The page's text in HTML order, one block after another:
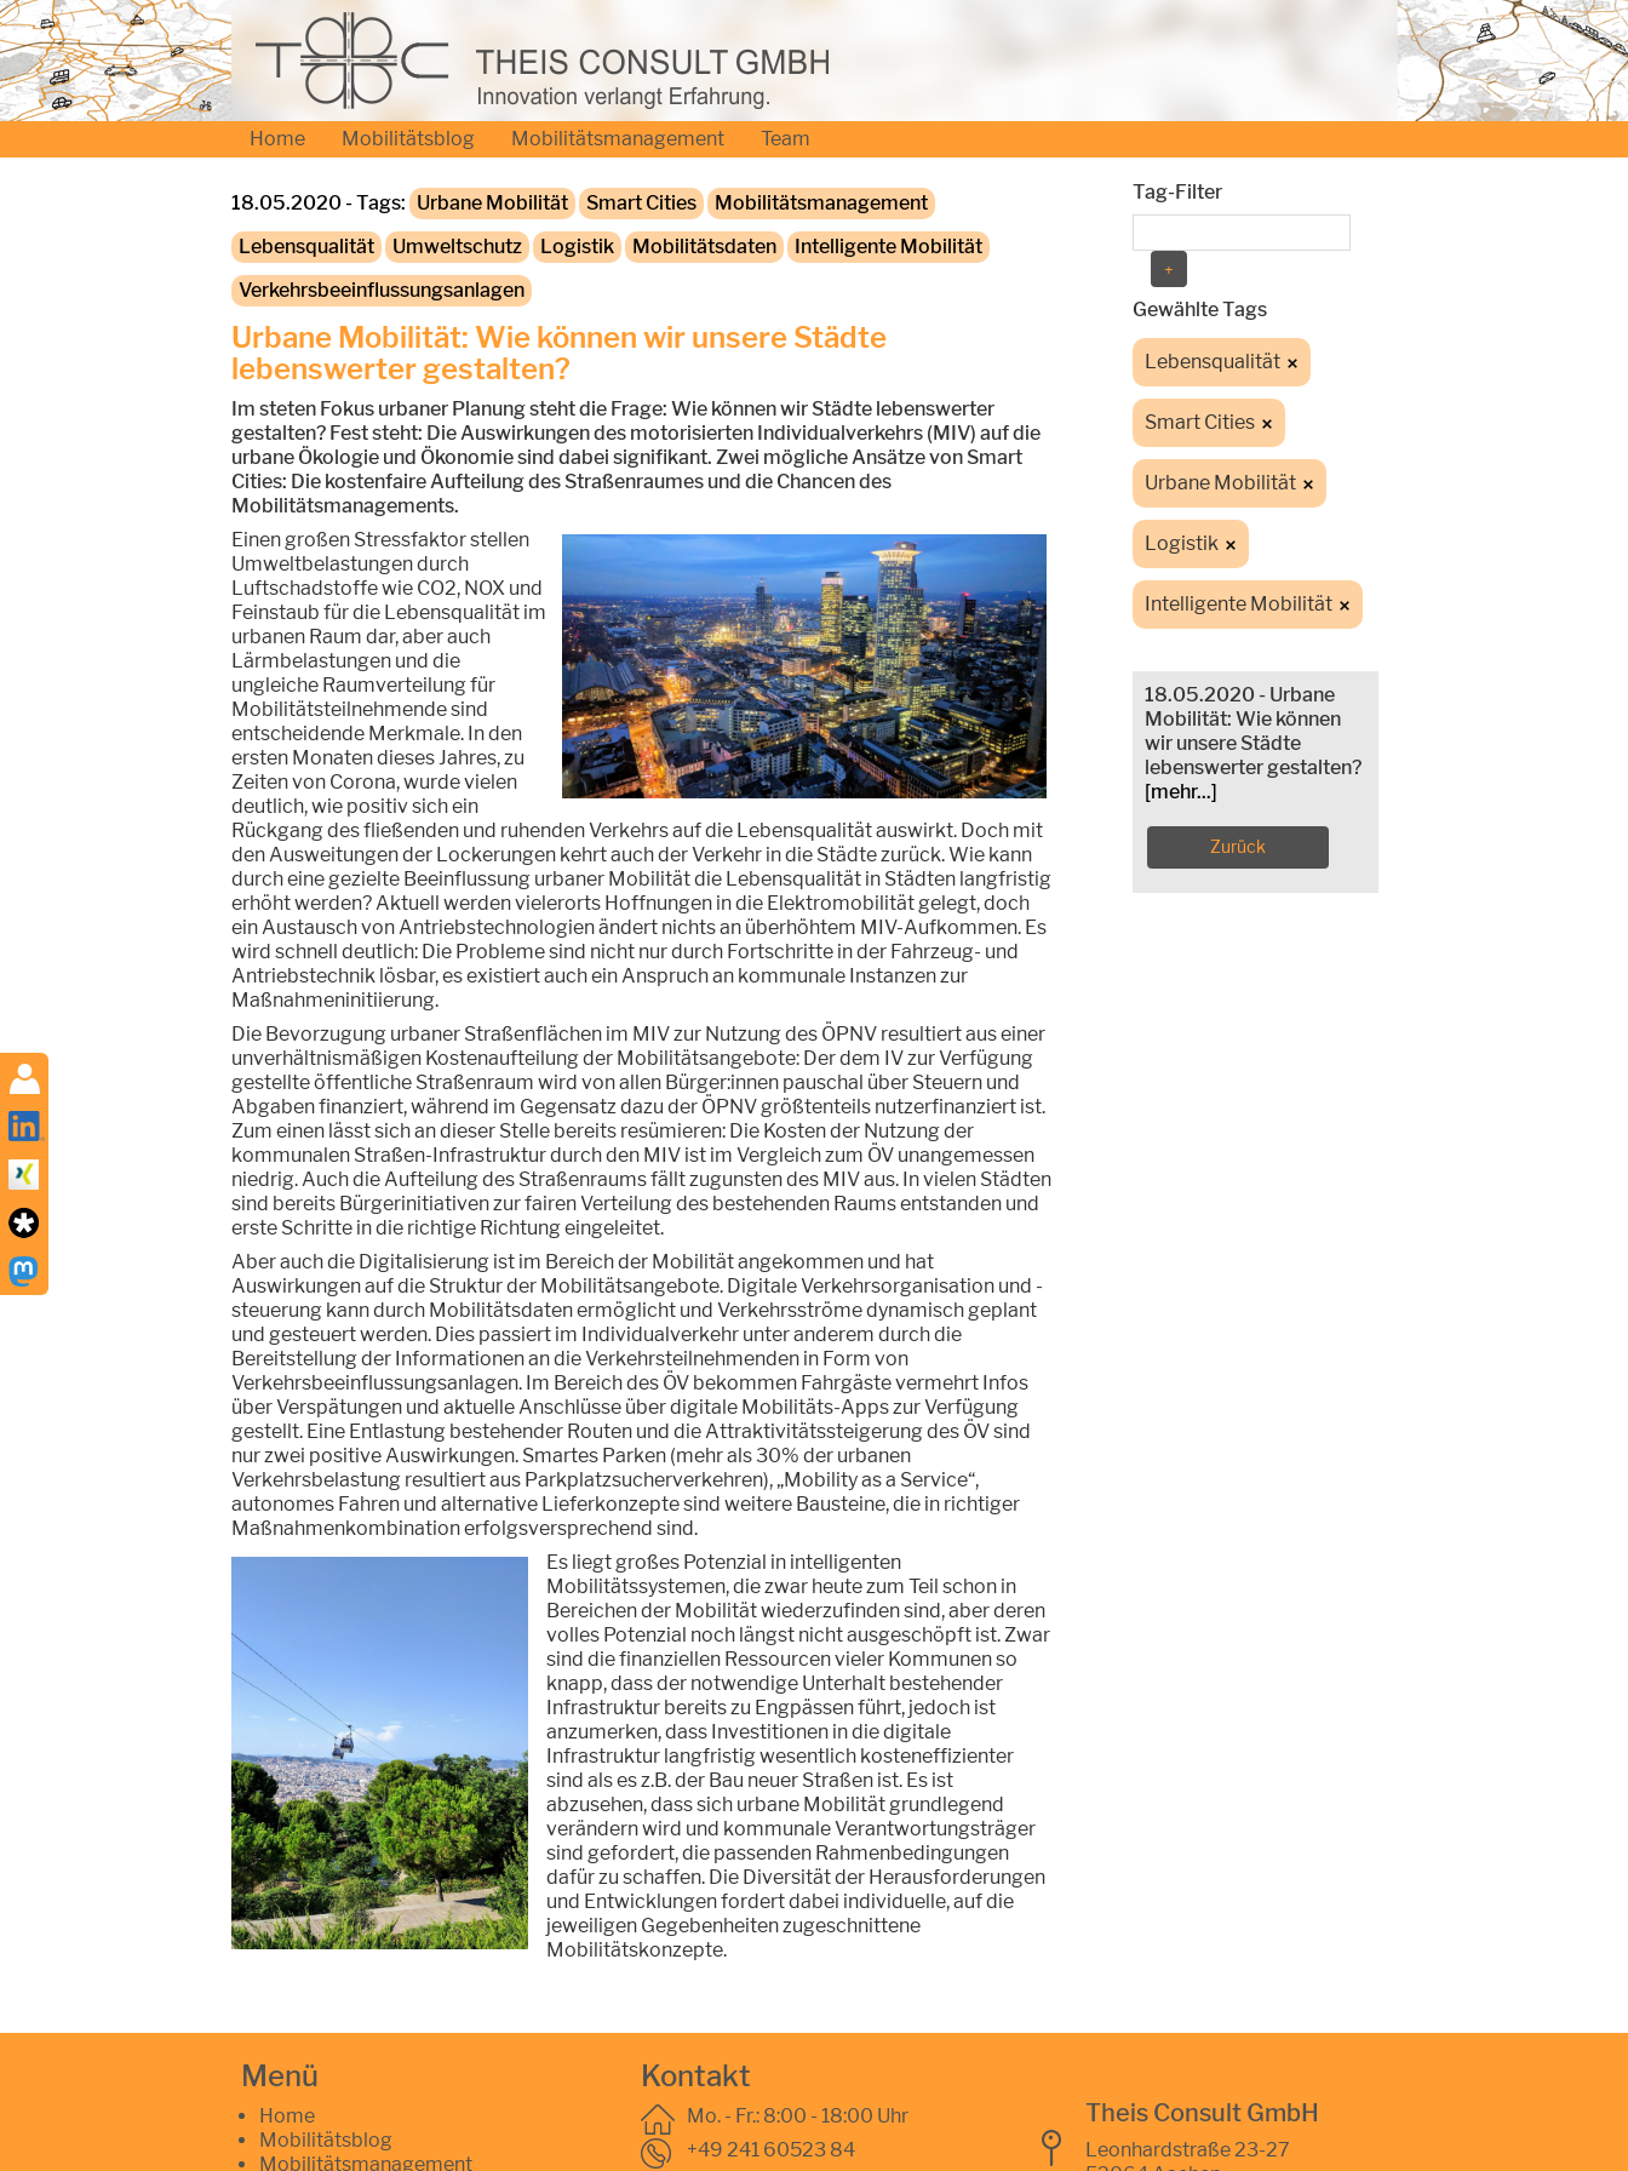
Home Mobilitätsblog Mobilitätsmanagement Team
18.05.2020 - Tags: Urbane Mobilität Smart Cities
Mobilitätsmanagement
Lebensqualität
Umweltschutz Logistik Mobilitätsdaten
Intelligente Mobilität
Verkehrsbeeinflussungsanlagen
Urbane Mobilität: Wie können wir unsere Städte
lebenswerter gestalten?
Im steten Fokus urbaner Planung steht die Frage: Wie können wir Städte lebenswerter
gestalten? Fest steht: Die Auswirkungen des motorisierten Individualverkehrs (MIV) auf die
urbane Ökologie und Ökonomie sind dabei signifikant. Zwei mögliche Ansätze von Smart
Cities: Die kostenfaire Aufteilung des Straßenraumes und die Chancen des
Mobilitätsmanagements.
Einen großen Stressfaktor stellen
Umweltbelastungen durch
Luftschadstoffe wie CO2, NOX und
Feinstaub für die Lebensqualität im
urbanen Raum dar, aber auch
Lärmbelastungen und die
ungleiche Raumverteilung für
Mobilitätsteilnehmende sind
entscheidende Merkmale. In den
ersten Monaten dieses Jahres, zu
Zeiten von Corona, wurde vielen
deutlich, wie positiv sich ein
Rückgang des fließenden und ruhenden Verkehrs auf die Lebensqualität auswirkt. Doch mit
den Ausweitungen der Lockerungen kehrt auch der Verkehr in die Städte zurück. Wie kann
durch eine gezielte Beeinflussung urbaner Mobilität die Lebensqualität in Städten langfristig
erhöht werden? Aktuell werden vielerorts Hoffnungen in die Elektromobilität gelegt, doch
ein Austausch von Antriebstechnologien ändert nichts an überhöhtem MIV-Aufkommen. Es
wird schnell deutlich: Die Probleme sind nicht nur durch Fortschritte in der Fahrzeug- und
Antriebstechnik lösbar, es existiert auch ein Anspruch an kommunale Instanzen zur
Maßnahmeninitiierung.
Die Bevorzugung urbaner Straßenflächen im MIV zur Nutzung des ÖPNV resultiert aus einer
unverhältnismäßigen Kostenaufteilung der Mobilitätsangebote: Der dem IV zur Verfügung
gestellte öffentliche Straßenraum wird von allen Bürger:innen pauschal über Steuern und
Abgaben finanziert, während im Gegensatz dazu der ÖPNV größtenteils nutzerfinanziert ist.
Zum einen lässt sich an dieser Stelle bereits resümieren: Die Kosten der Nutzung der
kommunalen Straßen-Infrastruktur durch den MIV ist im Vergleich zum ÖV unangemessen
niedrig. Auch die Aufteilung des Straßenraums fällt zugunsten des MIV aus. In vielen Städten
sind bereits Bürgerinitiativen zur fairen Verteilung des bestehenden Raums entstanden und
erste Schritte in die richtige Richtung eingeleitet.
Aber auch die Digitalisierung ist im Bereich der Mobilität angekommen und hat
Auswirkungen auf die Struktur der Mobilitätsangebote. Digitale Verkehrsorganisation und -
steuerung kann durch Mobilitätsdaten ermöglicht und Verkehrsströme dynamisch geplant
und gesteuert werden. Dies passiert im Individualverkehr unter anderem durch die
Bereitstellung der Informationen an die Verkehrsteilnehmenden in Form von
Verkehrsbeeinflussungsanlagen. Im Bereich des ÖV bekommen Fahrgäste vermehrt Infos
über Verspätungen und aktuelle Anschlüsse über digitale Mobilitäts-Apps zur Verfügung
gestellt. Eine Entlastung bestehender Routen und die Attraktivitätssteigerung des ÖV sind
nur zwei positive Auswirkungen. Smartes Parken (mehr als 30% der urbanen
Verkehrsbelastung resultiert aus Parkplatzsucherverkehren), „Mobility as a Service“,
autonomes Fahren und alternative Lieferkonzepte sind weitere Bausteine, die in richtiger
Maßnahmenkombination erfolgsversprechend sind.
Es liegt großes Potenzial in intelligenten
Mobilitätssystemen, die zwar heute zum Teil schon in
Bereichen der Mobilität wiederzufinden sind, aber deren
volles Potenzial noch längst nicht ausgeschöpft ist. Zwar
sind die finanziellen Ressourcen vieler Kommunen so
knapp, dass der notwendige Unterhalt bestehender
Infrastruktur bereits zu Engpässen führt, jedoch ist
anzumerken, dass Investitionen in die digitale
Infrastruktur langfristig wesentlich kosteneffizienter
sind als es z.B. der Bau neuer Straßen ist. Es ist
abzusehen, dass sich urbane Mobilität grundlegend
verändern wird und kommunale Verantwortungsträger
sind gefordert, die passenden Rahmenbedingungen
dafür zu schaffen. Die Diversität der Herausforderungen
und Entwicklungen fordert dabei individuelle, auf die
jeweiligen Gegebenheiten zugeschnittene
Mobilitätskonzepte.
Tag-Filter
Gewählte Tags
Lebensqualität
Smart Cities
Urbane Mobilität
Logistik
Intelligente Mobilität
18.05.2020 - Urbane
Mobilität: Wie können
wir unsere Städte
lebenswerter gestalten?
[mehr...]
Zurück
Menü
Home
Mobilitätsblog
Mobilitätsmanagement
Kontakt
Mo. - Fr.: 8:00 - 18:00 Uhr
+49 241 60523 84
Theis Consult GmbH
Leonhardstraße 23-27